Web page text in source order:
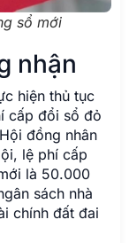
sổ mới
nhận
hiện thủ tục
cấp đổi sổ đỏ
đồng nhân
lệ phí cấp
là 50.000
sách nhà
chính đất đai